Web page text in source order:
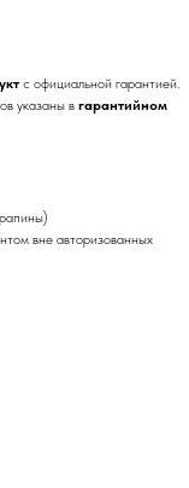
с официальной гарантией.
указаны в гарантийном
вне авторизованных